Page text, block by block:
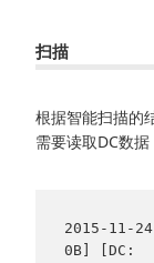
扫描
根据智能扫描的
需要读取DC数据
2015-11-
0B] [DC: